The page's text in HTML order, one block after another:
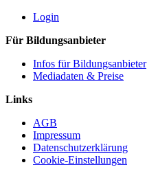
Login
Für Bildungsanbieter
Infos für Bildungsanbieter
Mediadaten & Preise
Links
AGB
Impressum
Datenschutzerklärung
Cookie-Einstellungen